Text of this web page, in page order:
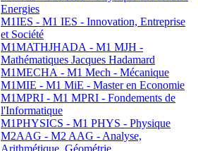
Energies
M1IES - M1 IES - Innovation, Entreprise
et Société
M1MATHJHADA - M1 MJH -
Mathématiques Jacques Hadamard
M1MECHA - M1 Mech - Mécanique
M1MIE - M1 MiE - Master en Economie
M1MPRI - M1 MPRI - Fondements de
l'Informatique
M1PHYSICS - M1 PHYS - Physique
M2AAG - M2 AAG - Analyse,
Arithmétique, Géométrie